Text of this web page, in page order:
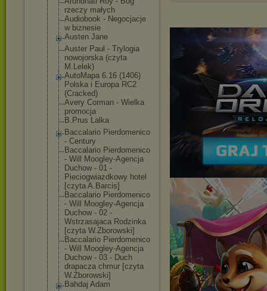
rzeczy małych
Audiobook - Negocjacje
w biznesie
Austen Jane
Auster Paul - Trylogia
nowojorska (czyta
M.Lelek)
AutoMapa 6.16 (1406)
Polska i Europa RC2
(Cracked)
Avery Corman - Wielka
promocja
B.Prus Lalka
Baccalario Pierdomenico
- Century
Baccalario Pierdomenico
- Will Moogley-Agencja
Duchow - 01 -
Pieciogwiazdkowy hotel
[czyta A.Barcis]
Baccalario Pierdomenico
- Will Moogley-Agencja
Duchow - 02 -
Wstrzasajaca Rodzinka
[czyta W.Zborowski]
Baccalario Pierdomenico
- Will Moogley-Agencja
Duchow - 03 - Duch
drapacza chmur [czyta
W.Zborowski]
Bahdaj Adam